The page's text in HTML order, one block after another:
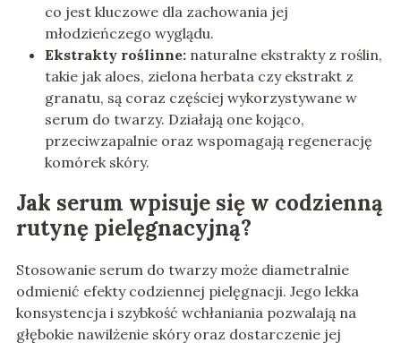
co jest kluczowe dla zachowania jej
młodzieńczego wyglądu.
Ekstrakty roślinne:naturalne ekstrakty z roślin,
takie jak aloes, zielona herbata czy ekstrakt z
granatu, są coraz częściej wykorzystywane w
serum do twarzy. Działają one kojąco,
przeciwzapalnie oraz wspomagają regenerację
komórek skóry.
Jak serum wpisuje się w codzienną
rutynę pielęgnacyjną?
Stosowanie serum do twarzy może diametralnie
odmienić efekty codziennej pielęgnacji. Jego lekka
konsystencja i szybkość wchłaniania pozwalają na
głębokie nawilżenie skóry oraz dostarczenie jej